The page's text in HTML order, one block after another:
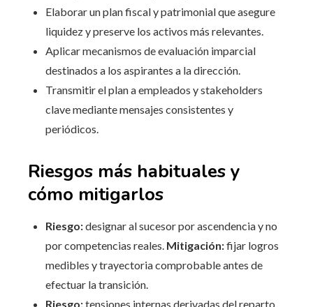
Elaborar un plan fiscal y patrimonial que asegure
liquidez y preserve los activos más relevantes.
Aplicar mecanismos de evaluación imparcial
destinados a los aspirantes a la dirección.
Transmitir el plan a empleados y stakeholders
clave mediante mensajes consistentes y
periódicos.
Riesgos más habituales y
cómo mitigarlos
Riesgo:designar al sucesor por ascendencia y no
por competencias reales. Mitigación:fijar logros
medibles y trayectoria comprobable antes de
efectuar la transición.
Riesgo:tensiones internas derivadas del reparto